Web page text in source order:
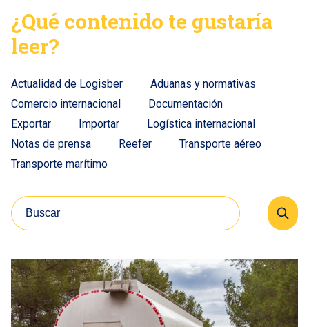
¿Qué contenido te gustaría
leer?
Actualidad de Logisber
Aduanas y normativas
Comercio internacional
Documentación
Exportar
Importar
Logística internacional
Notas de prensa
Reefer
Transporte aéreo
Transporte marítimo